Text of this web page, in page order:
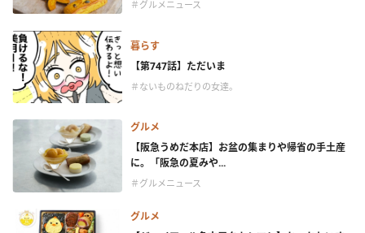
＃グルメニュース
暮らす
【第747話】ただいま
＃ないものねだりの女達。
グルメ
【阪急うめだ本店】お盆の集まりや帰省の手土産
に。「阪急の夏みや...
＃グルメニュース
グルメ